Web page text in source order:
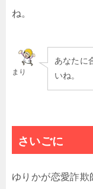
ね。
まり
あなたに
いね。
さいごに
ゆりかが恋愛詐欺